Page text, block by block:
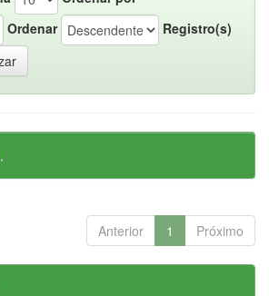
Ordenar
Registro(s)
Anterior 1 Próximo